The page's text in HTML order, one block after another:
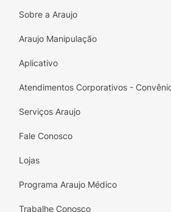
base para tortas e sobremesas
versatilidade e sabor em uma
embalagem!
Informações Adicionais:
Peso Líquido:86g
Sabor:Morango
Marca:Aymoré
Sobre a Araujo
Araujo Manipulação
Aplicativo
Atendimentos Corporativos -
Serviços Araujo
Fale Conosco
Lojas
Programa Araujo Médico
Trabalhe Conosco